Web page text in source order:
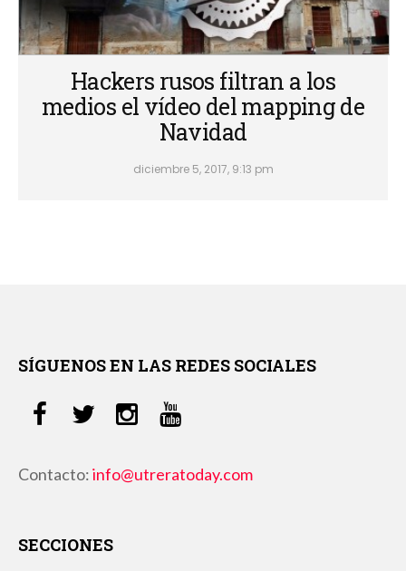
Hackers rusos filtran a los
medios el vídeo del mapping de
Navidad
diciembre 5, 2017, 9:13 pm
SÍGUENOS EN LAS REDES SOCIALES
Contacto:info@utreratoday.com
SECCIONES